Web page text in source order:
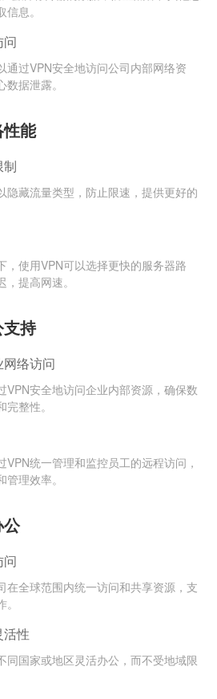
息。
问
通过VPN安全地访问公司内部网络资
据泄露。
能
制
隐藏流量类型，防止限速，提供更好的
，使用VPN可以选择更快的服务器路
提高网速。
持
络访问
VPN安全地访问企业内部资源，确保数
整性。
VPN统一管理和监控员工的远程访问，
理效率。
问
在全球范围内统一访问和共享资源，支
活性
同国家或地区灵活办公，而不受地域限